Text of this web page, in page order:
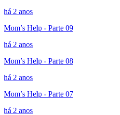
há 2 anos
Mom’s Help - Parte 09
há 2 anos
Mom’s Help - Parte 08
há 2 anos
Mom’s Help - Parte 07
há 2 anos